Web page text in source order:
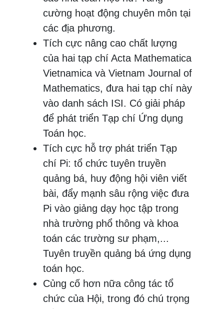
cường hoạt động chuyên môn tại
các địa phương.
Tích cực nâng cao chất lượng
của hai tạp chí Acta Mathematica
Vietnamica và Vietnam Journal of
Mathematics, đưa hai tạp chí này
vào danh sách ISI. Có giải pháp
để phát triển Tạp chí Ứng dụng
Toán học.
Tích cực hỗ trợ phát triển Tạp
chí Pi: tổ chức tuyên truyền
quảng bá, huy động hội viên viết
bài, đẩy mạnh sâu rộng việc đưa
Pi vào giảng dạy học tập trong
nhà trường phổ thông và khoa
toán các trường sư phạm,...
Tuyên truyền quảng bá ứng dụng
toán học.
Củng cố hơn nữa công tác tổ
chức của Hội, trong đó chú trọng